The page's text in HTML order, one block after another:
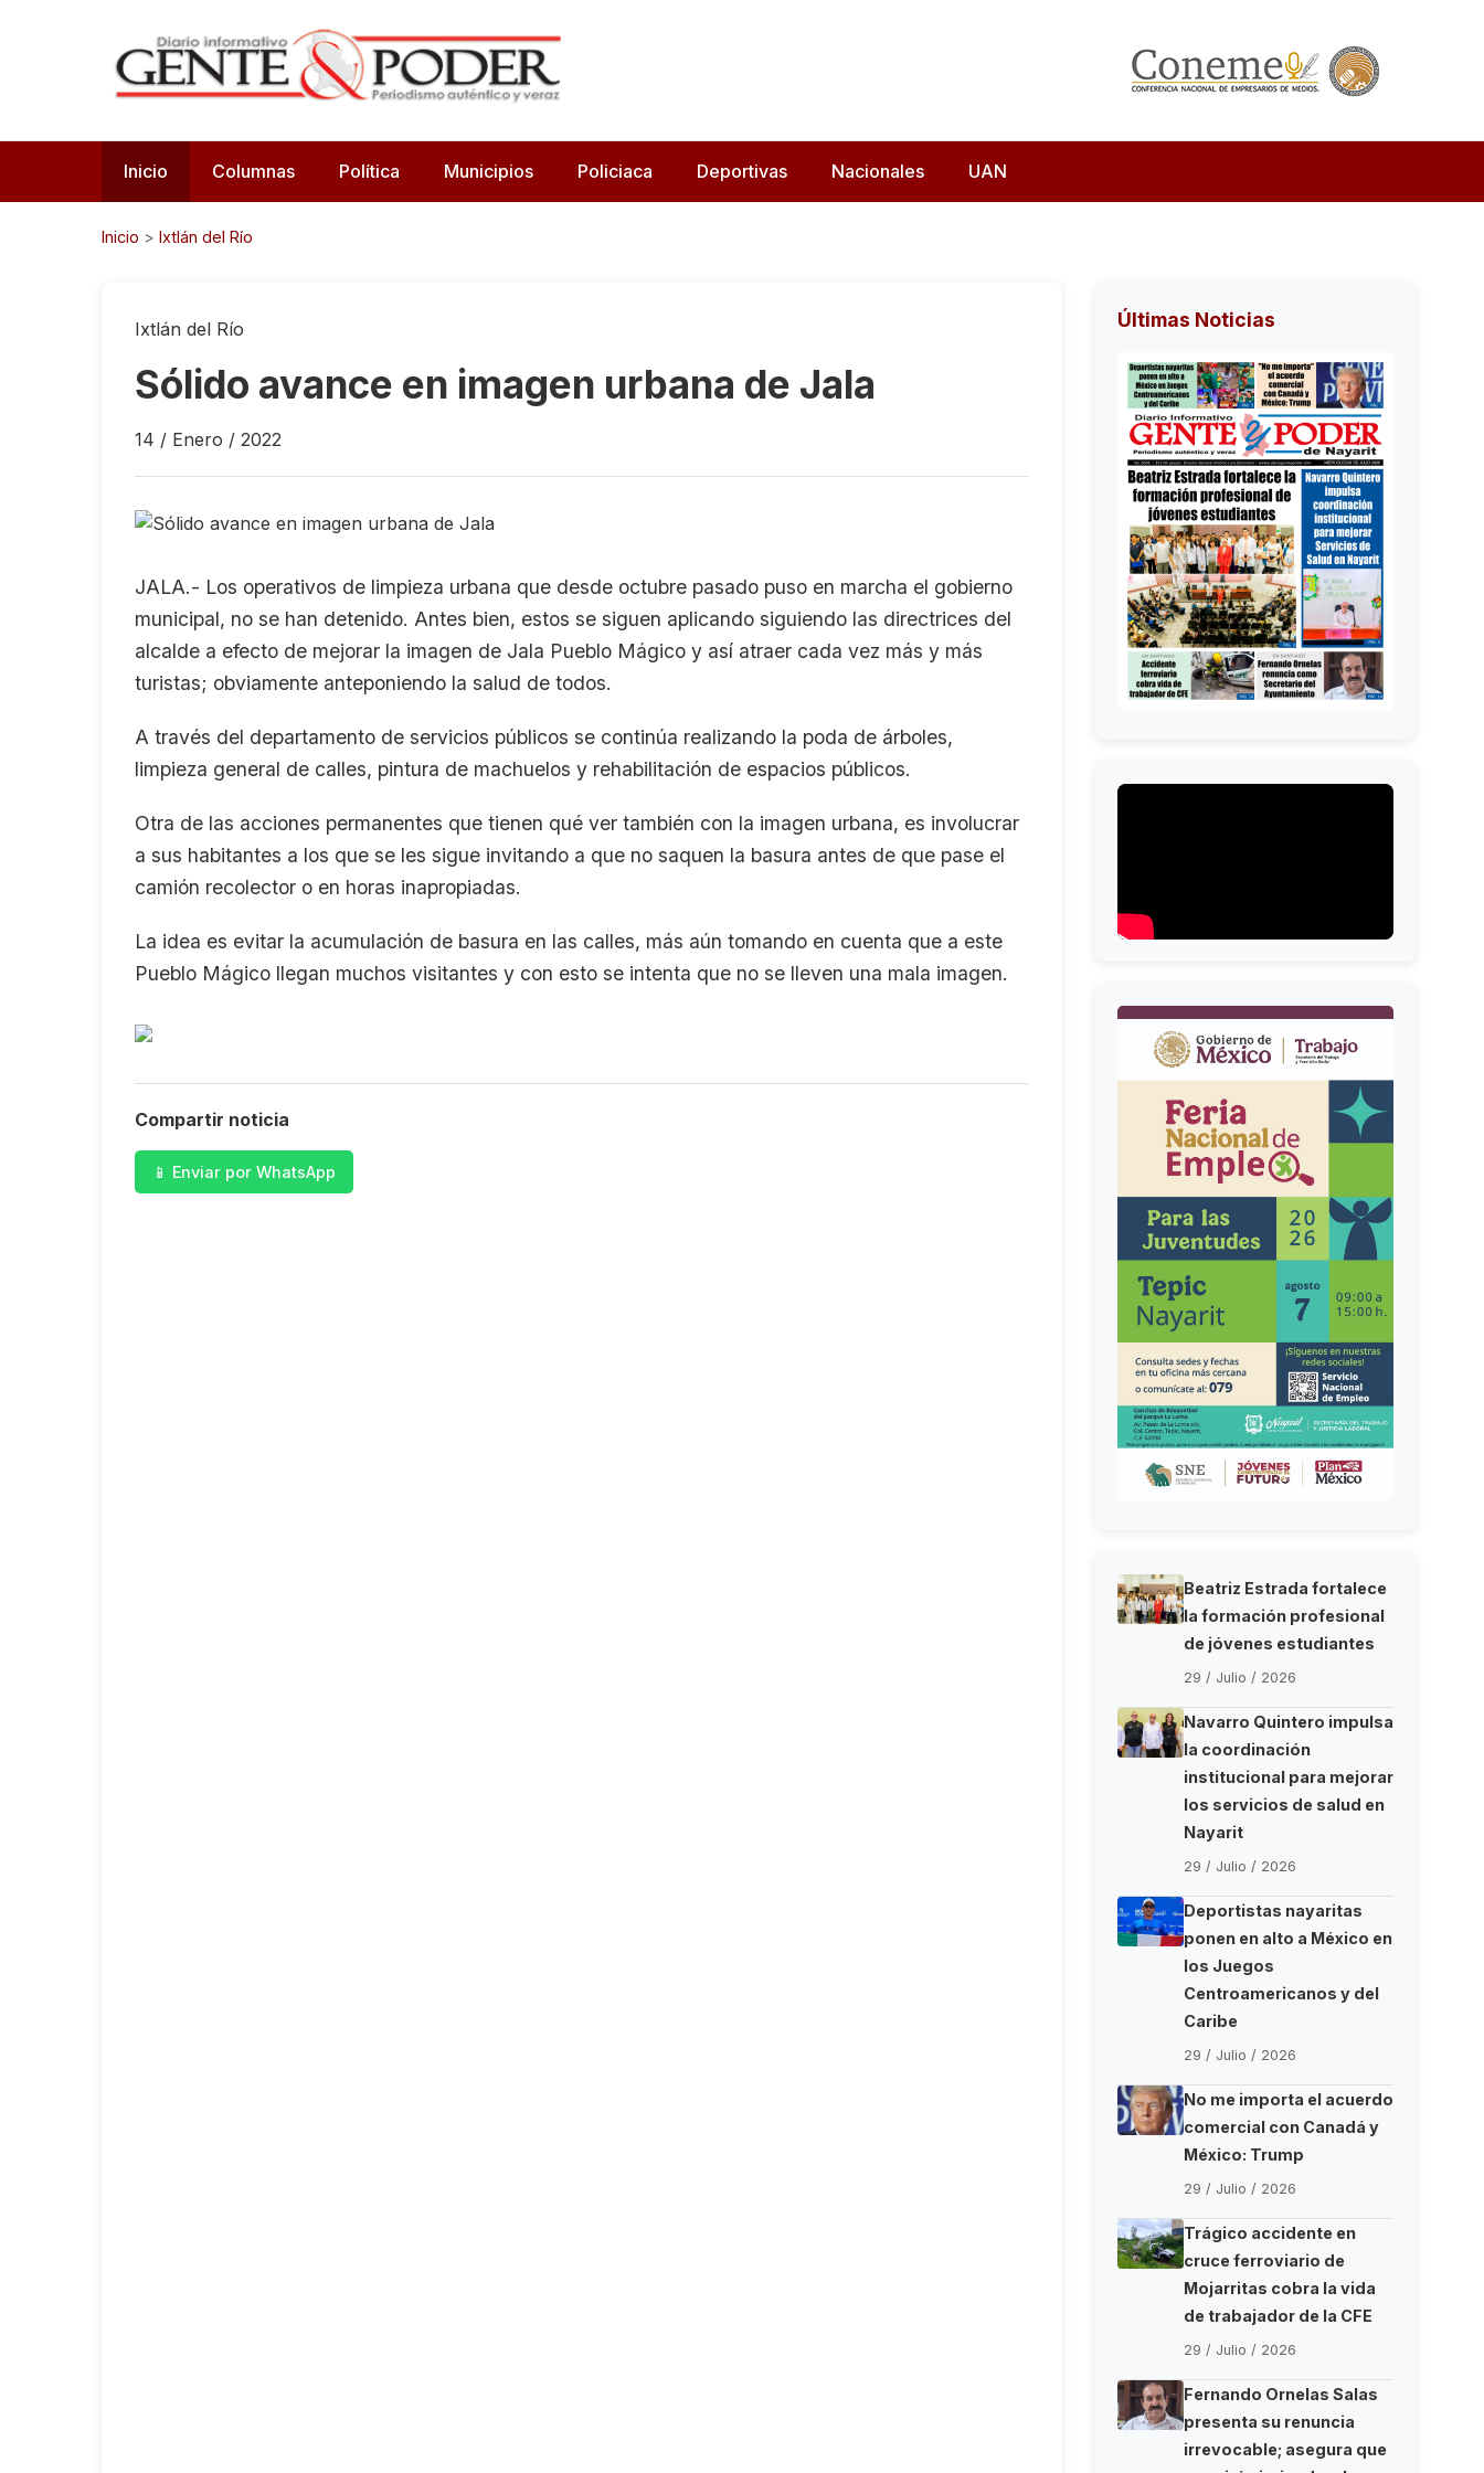
Inicio Columnas Política Municipios Policiaca Deportivas Nacionales UAN
Inicio > Ixtlán del Río
Ixtlán del Río
Sólido avance en imagen urbana de Jala
14 / Enero / 2022
JALA.- Los operativos de limpieza urbana que desde octubre pasado puso en marcha el gobierno
municipal, no se han detenido. Antes bien, estos se siguen aplicando siguiendo las directrices del
alcalde a efecto de mejorar la imagen de Jala Pueblo Mágico y así atraer cada vez más y más
turistas; obviamente anteponiendo la salud de todos.
A través del departamento de servicios públicos se continúa realizando la poda de árboles,
limpieza general de calles, pintura de machuelos y rehabilitación de espacios públicos.
Otra de las acciones permanentes que tienen qué ver también con la imagen urbana, es involucrar
a sus habitantes a los que se les sigue invitando a que no saquen la basura antes de que pase el
camión recolector o en horas inapropiadas.
La idea es evitar la acumulación de basura en las calles, más aún tomando en cuenta que a este
Pueblo Mágico llegan muchos visitantes y con esto se intenta que no se lleven una mala imagen.
Compartir noticia
📱 Enviar por WhatsApp
Últimas Noticias
Beatriz Estrada fortalece
la formación profesional
de jóvenes estudiantes
29 / Julio / 2026
Navarro Quintero impulsa
la coordinación
institucional para mejorar
los servicios de salud en
Nayarit
29 / Julio / 2026
Deportistas nayaritas
ponen en alto a México en
los Juegos
Centroamericanos y del
Caribe
29 / Julio / 2026
No me importa el acuerdo
comercial con Canadá y
México: Trump
29 / Julio / 2026
Trágico accidente en
cruce ferroviario de
Mojarritas cobra la vida
de trabajador de la CFE
29 / Julio / 2026
Fernando Ornelas Salas
presenta su renuncia
irrevocable; asegura que